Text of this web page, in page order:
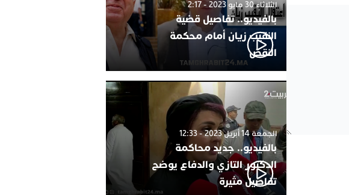
الثلاثاء 30 مايو 2023 - 2:17
بالفيديو.. تفاصيل قضية
النقيب زيان أمام محكمة
النقض
الجمعة 14 أبريل 2023 - 12:33
بالفيديو.. جديد محاكمة
الدكتور التازي والدفاع يوضح
تفاصيل مثيرة